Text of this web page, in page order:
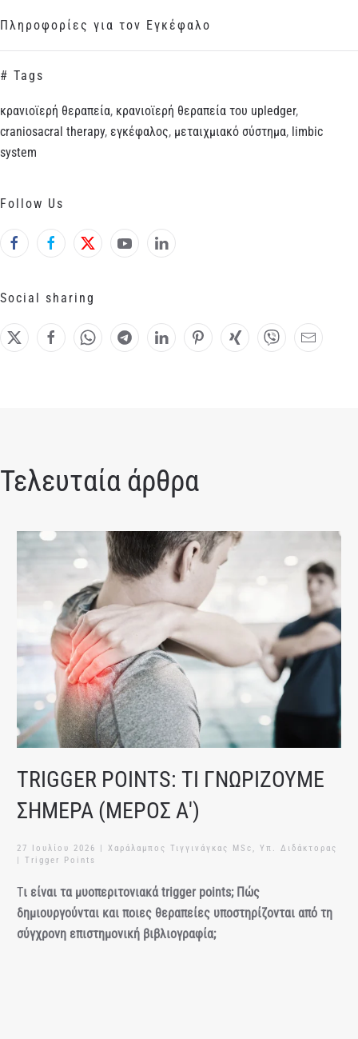
Πληροφορίες για τον Εγκέφαλο
# Tags
κρανιοϊερή θεραπεία, κρανιοϊερή θεραπεία του upledger,
craniosacral therapy, εγκέφαλος, μεταιχμιακό σύστημα, limbic
system
Follow Us
Social sharing
Τελευταία άρθρα
TRIGGER POINTS: ΤΙ ΓΝΩΡΙΖΟΥΜΕ
ΣΗΜΕΡΑ (ΜΕΡΟΣ Α')
27 Ιουλίου 2026
| Χαράλαμπος Τιγγινάγκας MSc, Υπ. Διδάκτορας
| Trigger Points
Τι είναι τα μυοπεριτονιακά trigger points; Πώς
δημιουργούνται και ποιες θεραπείες υποστηρίζονται από τη
σύγχρονη επιστημονική βιβλιογραφία;